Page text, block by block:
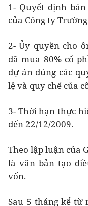
1- Quyết định
của Công ty
2- Ủy quyền cho
đã mua 80% cổ
dự án đúng các
lệ và quy chế của
3- Thời hạn thực
đến 22/12/2009.
Theo lập luận của
là văn bản tạo
vốn.
Sau 5 tháng kể từ